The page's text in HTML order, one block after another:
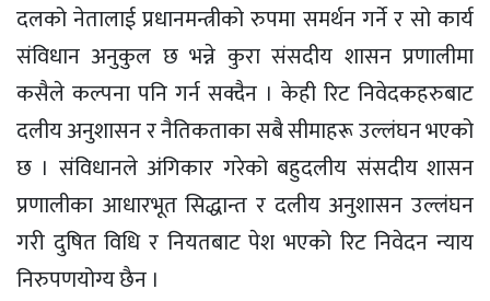
दलको नेतालाई प्रधानमन्त्रीको रुपमा समर्थन गर्ने र सो कार्य
संविधान अनुकुल छ भन्ने कुरा संसदीय शासन प्रणालीमा
कसैले कल्पना पनि गर्न सक्दैन । केही रिट निवेदकहरुबाट
दलीय अनुशासन र नैतिकताका सबै सीमाहरू उल्लंघन भएको
छ । संविधानले अंगिकार गरेको बहुदलीय संसदीय शासन
प्रणालीका आधारभूत सिद्धान्त र दलीय अनुशासन उल्लंघन
गरी दुषित विधि र नियतबाट पेश भएको रिट निवेदन न्याय
निरुपणयोग्य छैन ।